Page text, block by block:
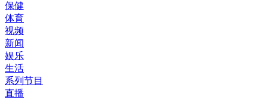
保健
体育
视频
新闻
娱乐
生活
系列节目
直播